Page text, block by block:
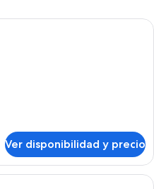
Ropa de cama hipoalergénica y
Ver disponibilidad y precio
Ropa de cama hipoalergénica y